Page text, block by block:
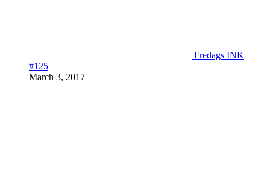
Fredags INK
#125
March 3, 2017